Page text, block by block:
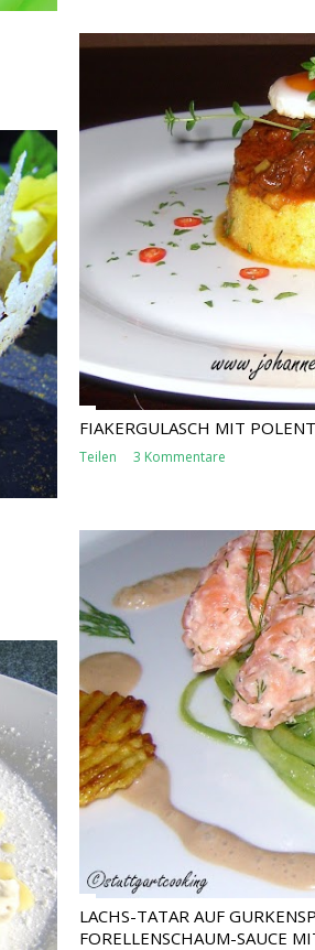
FIAKERGULASCH MIT
Teilen 3 Kommentare
LACHS-TATAR AUF
FORELLENSCHAUM-SAUCE